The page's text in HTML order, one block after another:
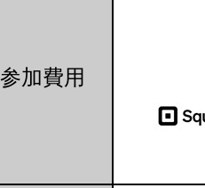
参加費用